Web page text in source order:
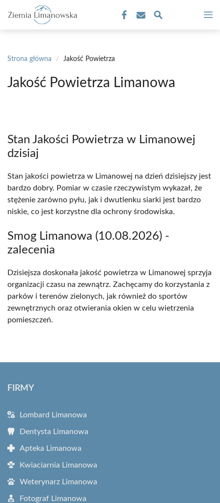
treści
Strona główna / Jakość Powietrza
Jakość Powietrza Limanowa
Stan Jakości Powietrza w Limanowej
dzisiaj
Stan jakości powietrza w Limanowej na dzień dzisiejszy jest
bardzo dobry. Pomiar w czasie rzeczywistym wykazał, że
stężenie zarówno pyłu, jak i dwutlenku siarki jest bardzo
niskie, co jest korzystne dla ochrony środowiska.
Smog Limanowa (10.08.2026) -
zalecenia
Dzisiejsza doskonała jakość powietrza w Limanowej sprzyja
organizacji czasu na zewnątrz. Zachęcamy do korzystania z
parków i terenów zielonych, jak również do sportów
zewnętrznych oraz otwierania okien w celu wietrzenia
pomieszczeń.
FIRMY
Lombard Limanowa
Dentysta Limanowa
Apteka Limanowa
Kwiaciarnia Limanowa
Weterynarz Limanowa
Fotograf Limanowa